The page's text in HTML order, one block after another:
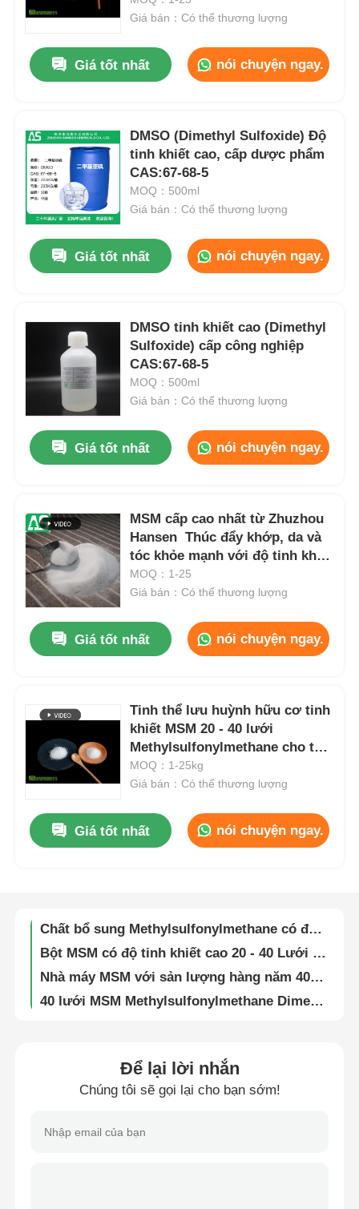
Nhà
Video
Tham quan nhà máy
Kiểm soát chất lượng
Bột MSM
Giá bán：Có thể thương lượng
Giá tốt nhất nói chuyện ngay.
DMSO (Dimethyl Sulfoxide) Độ
tinh khiết cao, cấp dược phẩm
CAS:67-68-5
MOQ：500ml
Giá bán：Có thể thương lượng
Giá tốt nhất nói chuyện ngay.
DMSO tinh khiết cao (Dimethyl
Sulfoxide) cấp công nghiệp
CAS:67-68-5
MOQ：500ml
Giá bán：Có thể thương lượng
Giá tốt nhất nói chuyện ngay.
MSM cấp cao nhất từ Zhuzhou
Hansen ️ Thúc đẩy khớp, da và
tóc khỏe mạnh với độ tinh khiết
≥99,9%
MOQ：1-25
Giá bán：Có thể thương lượng
Giá tốt nhất nói chuyện ngay.
Tinh thể lưu huỳnh hữu cơ tinh
khiết MSM 20 - 40 lưới
Methylsulfonylmethane cho thú
cưng
MOQ：1-25kg
Giá bán：Có thể thương lượng
Giá tốt nhất
nói chuyện ngay.
Bột MSM trắng Methyl Sulfonyl Methane 20 - 40 lưới cho phân bón lá xanh
Để lại lời nhắn
Chúng tôi sẽ gọi lại cho bạn sớm!